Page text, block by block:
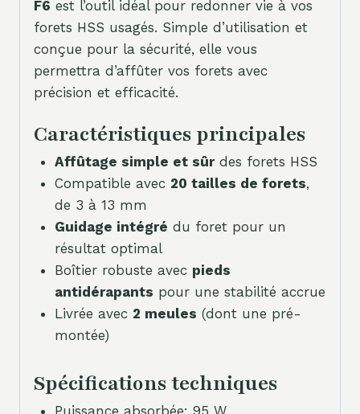
F6 est l’outil idéal pour redonner vie à vos
forets HSS usagés. Simple d’utilisation et
conçue pour la sécurité, elle vous
permettra d’affûter vos forets avec
précision et efficacité.
Caractéristiques principales
Affûtage simple et sûrdes forets HSS
Compatible avec 20 tailles de forets,
de 3 à 13 mm
Guidage intégré du foret pour un
résultat optimal
Boîtier robuste avec pieds
antidérapants pour une stabilité accrue
Livrée avec 2 meules (dont une pré-
montée)
Spécifications techniques